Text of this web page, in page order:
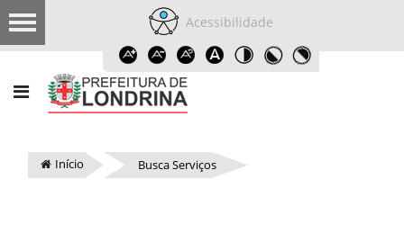
Acessibilidade
Início Busca Serviços